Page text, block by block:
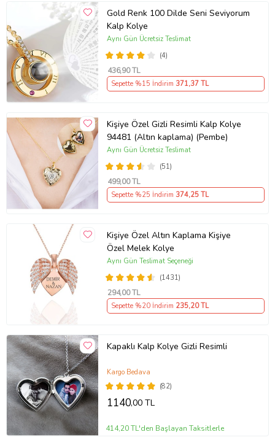
Gold Renk 100 Dilde Seni Seviyorum
Kalp Kolye
(4)
Aynı Gün Ücretsiz Teslimat
436,90 TL
Sepette %15 İndirim 371,37 TL
Kişiye Özel Gizli Resimli Kalp Kolye
94481 (Altın kaplama) (Pembe)
(51)
Aynı Gün Ücretsiz Teslimat
499,00 TL
Sepette %25 İndirim 374,25 TL
Kişiye Özel Altın Kaplama Kişiye
Özel Melek Kolye
(1431)
Aynı Gün Teslimat Seçeneği
294,00 TL
Sepette %20 İndirim 235,20 TL
Kapaklı Kalp Kolye Gizli Resimli
(82)
Kargo Bedava
1140,00 TL
414,20 TL'den Başlayan Taksitlerle